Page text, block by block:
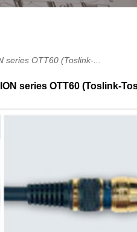
OTT60 (Toslink-...
series OTT60 (Toslink-